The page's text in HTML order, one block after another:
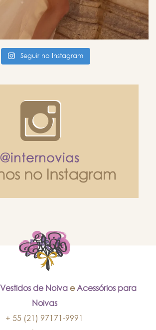
Seguir no Instagram
Vestidos de Noiva eAcessórios para
Noivas
+ 55 (21) 97171-9991